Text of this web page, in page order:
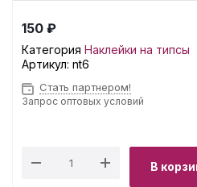
150 ₽
Категория Наклейки на типсы
Артикул: nt6
Стать партнером!
Запрос оптовых условий
В